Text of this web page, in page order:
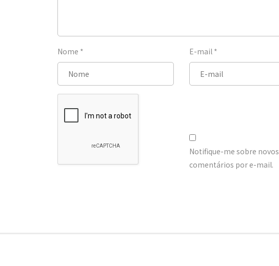
Nome * E-mail *
Notifique-me sobre novos
comentários por e-mail.